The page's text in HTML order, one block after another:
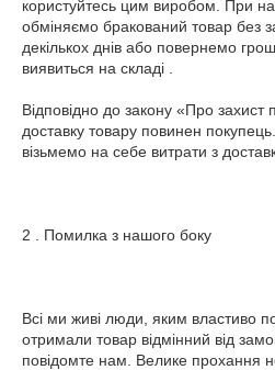
користуйтесь цим виробом. При
обміняємо бракований товар без
декількох днів або повернемо
виявиться на складі .
Відповідно до закону «Про захист
доставку товару повинен
візьмемо на себе витрати з
2 . Помилка з нашого боку
Всі ми живі люди, яким властиво
отримали товар відмінний від
повідомте нам. Велике прохання